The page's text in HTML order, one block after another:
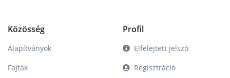
Közösség
Alapítványok
Fajták
Profil
Elfelejtett jelszó
Regisztráció